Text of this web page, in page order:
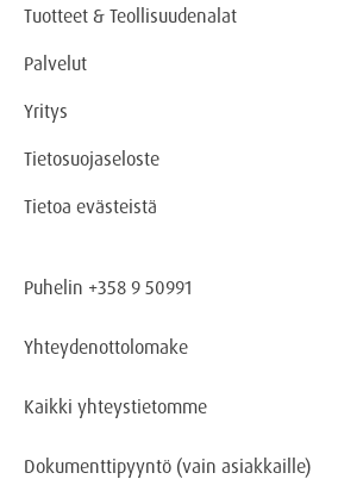
Tuotteet & Teollisuudenalat
Palvelut
Yritys
Tietosuojaseloste
Tietoa evästeistä
Puhelin +358 9 50991
Yhteydenottolomake
Kaikki yhteystietomme
Dokumenttipyyntö (vain asiakkaille)